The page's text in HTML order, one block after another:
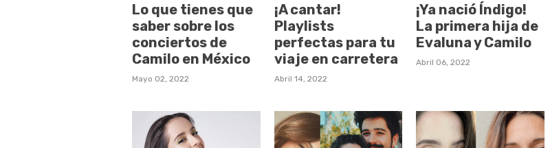
Lo que tienes que
saber sobre los
conciertos de
Camilo en México
Mayo 02, 2022
¡A cantar!
Playlists
perfectas para tu
viaje en carretera
Abril 14, 2022
¡Ya nació Índigo!
La primera hija de
Evaluna y Camilo
Abril 06, 2022